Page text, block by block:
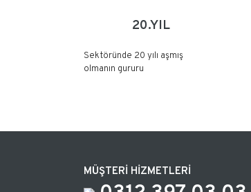
20.YIL
Sektöründe 20 yılı aşmış
olmanın gururu
MÜŞTERİ HİZMETLERİ